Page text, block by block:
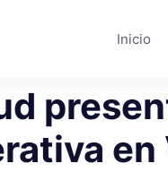
Inicio
en